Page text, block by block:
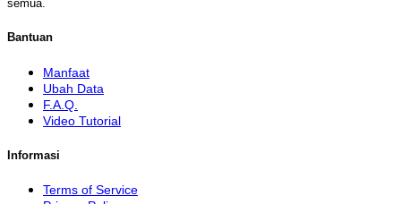
semua.
Bantuan
Manfaat
Ubah Data
F.A.Q.
Video Tutorial
Informasi
Terms of Service